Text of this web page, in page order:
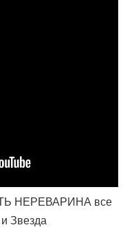
НЕРЕВАРИНА все
Звезда